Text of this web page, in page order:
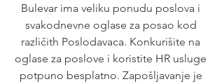
Bulevar ima veliku ponudu poslova i
svakodnevne oglase za posao kod
različith Poslodavaca. Konkurišite na
oglase za poslove i koristite HR usluge
potpuno besplatno. Zapošljavanje je